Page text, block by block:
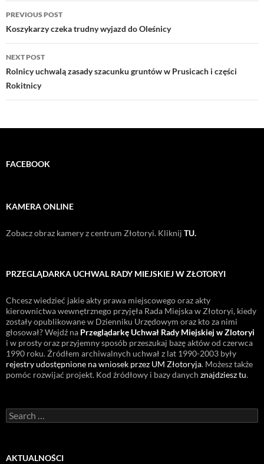
Post
navigation
PREVIOUS POST
Koszykarzy czeka trudny wyjazd do Oleśnicy
NEXT POST
Rolnicy uchwalą zasady szacunku gruntów w Prusicach i części
Rokitnicy
FACEBOOK
KAMERA ONLINE
Zobacz obraz kamery z centrum Złotoryi. Kliknij TU.
PRZEGLĄDARKA UCHWAL RADY MIEJSKIEJ W ZŁOTORYI
Chcesz wiedzieć jakie akty prawa miejscowego oraz akty
kierownictwa wewnętrznego przyjęła Rada Miejska w Złotoryi, kiedy
zostały opublikowane w Dzienniku Urzędowym oraz kto za nimi
głosował? Wejdź na Przeglądarkę Uchwał Rady Miejskiej w Zlotoryi
i w prosty oraz przyjemny sposób przeszukaj bazę aktów od czerwca
1990 roku. Źródłem archiwalnych uchwał z lat 1990-2003 były
rejestry udostępnione na wniosek przez UM Złotoryja. Możesz także
pomóc rozwijać projekt. Kod źródłowy i bazy danych znajdziesz tu.
Search
for:
AKTUALNOŚCI